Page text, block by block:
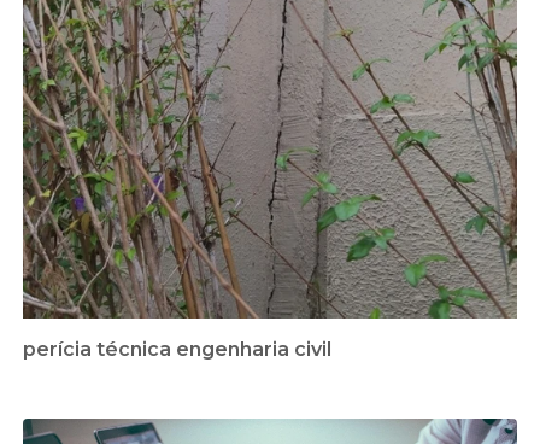
perícia técnica engenharia civil